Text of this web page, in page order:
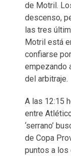
de Motril.
descenso,
las tres
Motril está
confiarse
empezando
del arbitraje.
A las 12:15
entre
‘serrano’
de Copa
puntos a los